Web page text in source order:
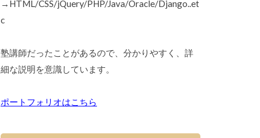
→HTML/CSS/jQuery/PHP/Java/Oracle/Django..et
c
塾講師だったことがあるので、分かりやすく、詳
細な説明を意識しています。
ポートフォリオはこちら